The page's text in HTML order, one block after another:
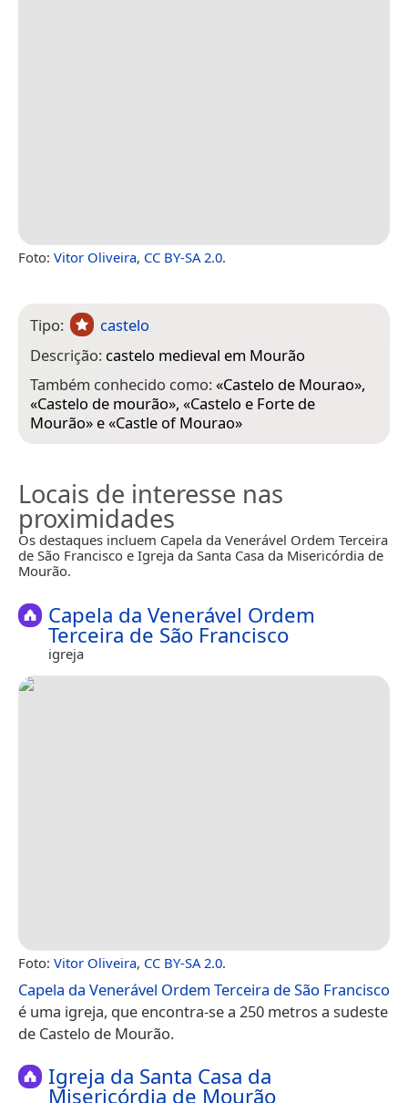
Foto: Vitor Oliveira, CC BY-SA 2.0.
Tipo:
castelo
Descrição: castelo medieval em Mourão
Também conhecido como:«Castelo de Mourao»,
«Castelo de mourão», «Castelo e Forte de
Mourão» e «Castle of Mourao»
Locais de interesse nas
proximidades
Os destaques incluem Capela da Venerável Ordem Terceira
de São Francisco e Igreja da Santa Casa da Misericórdia de
Mourão.
Capela da Venerável Ordem
Terceira de São Francisco
igreja
Foto: Vitor Oliveira, CC BY-SA 2.0.
Capela da Venerável Ordem Terceira de São Francisco
é uma igreja, que encontra-se a 250 metros a sudeste
de Castelo de Mourão.
Igreja da Santa Casa da
Misericórdia de Mourão